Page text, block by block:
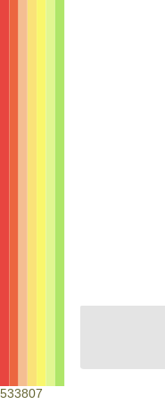
533807